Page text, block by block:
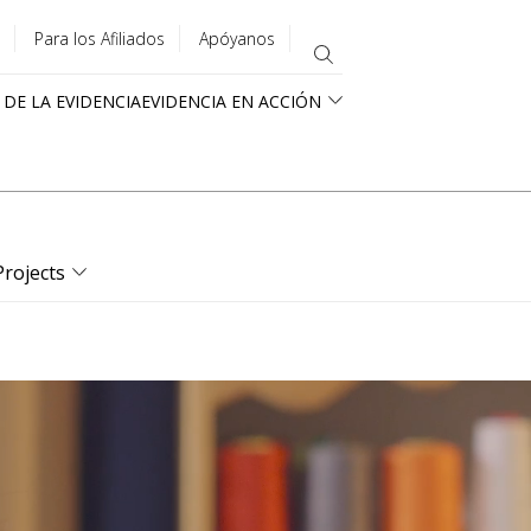
Para los Afiliados Apóyanos
LA EVIDENCIAEVIDENCIA EN ACCIÓN